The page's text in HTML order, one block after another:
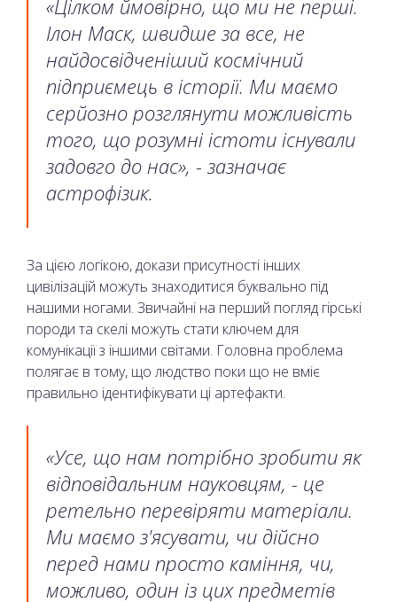
«Цілком ймовірно, що ми не перші.
Ілон Маск, швидше за все, не
найдосвідченіший космічний
підприємець в історії. Ми маємо
серйозно розглянути можливість
того, що розумні істоти існували
задовго до нас», - зазначає
астрофізик.
За цією логікою, докази присутності інших
цивілізацій можуть знаходитися буквально під
нашими ногами. Звичайні на перший погляд гірські
породи та скелі можуть стати ключем для
комунікації з іншими світами. Головна проблема
полягає в тому, що людство поки що не вміє
правильно ідентифікувати ці артефакти.
«Усе, що нам потрібно зробити як
відповідальним науковцям, - це
ретельно перевіряти матеріали.
Ми маємо з'ясувати, чи дійсно
перед нами просто каміння, чи,
можливо, один із цих предметів